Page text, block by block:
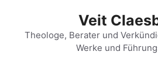
springen
Veit
Theologe, Berater und
Werke und